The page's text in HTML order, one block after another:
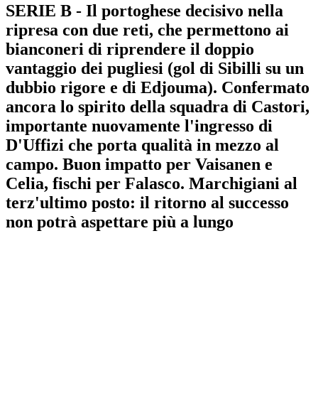
SERIE B - Il portoghese decisivo nella
ripresa con due reti, che permettono ai
bianconeri di riprendere il doppio
vantaggio dei pugliesi (gol di Sibilli su un
dubbio rigore e di Edjouma). Confermato
ancora lo spirito della squadra di Castori,
importante nuovamente l'ingresso di
D'Uffizi che porta qualità in mezzo al
campo. Buon impatto per Vaisanen e
Celia, fischi per Falasco. Marchigiani al
terz'ultimo posto: il ritorno al successo
non potrà aspettare più a lungo